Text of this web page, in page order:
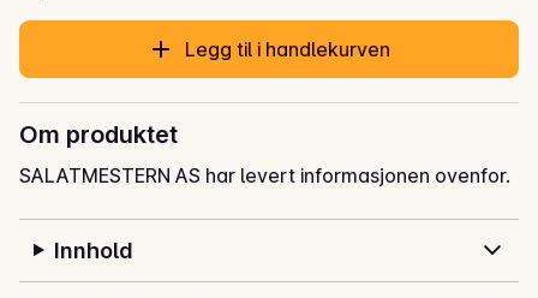
Legg til i handlekurven
Om produktet
SALATMESTERN AS har levert informasjonen ovenfor.
Innhold